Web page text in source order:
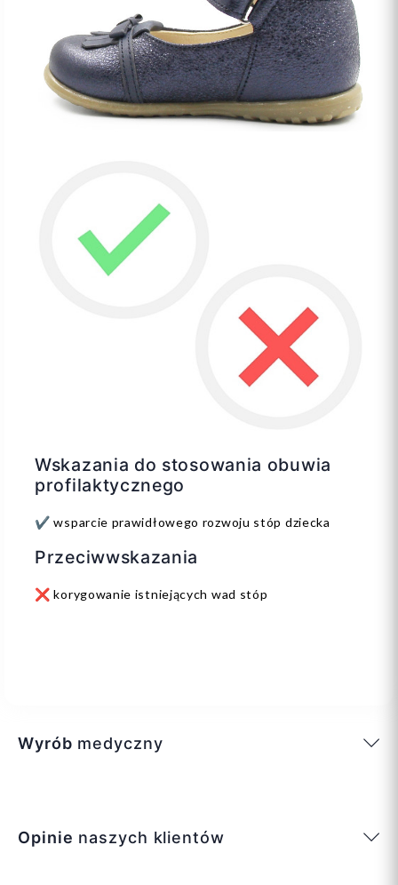
Wskazania do stosowania obuwia
profilaktycznego
✔️ wsparcie prawidłowego rozwoju stóp dziecka
Przeciwwskazania
❌ korygowanie istniejących wad stóp
Wyrób medyczny
Opinie naszych klientów